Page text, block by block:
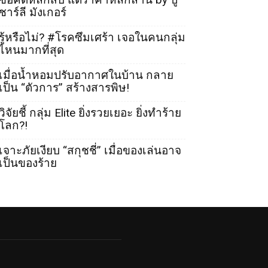
าร์ลี มังเกอร์
หรือไม่? #โรคซึมเศร้า เจอในคนกลุ่ม
หนมากที่สุด
มื่อน้ำหอมปรับอากาศในบ้าน กลาย
ป็น “ตัวการ” สร้างสารพิษ!
จัยชี้ กลุ่ม Elite ยิ่งรวยเยอะ ยิ่งทำร้าย
ลก?!
จาะภัยเงียบ “สกุชชี่” เมื่อของเล่นอาจ
ป็นของร้าย